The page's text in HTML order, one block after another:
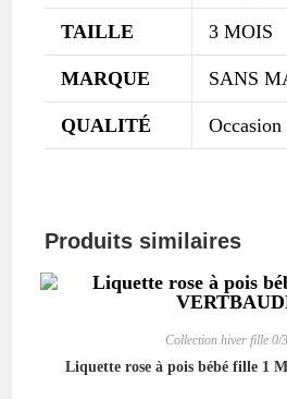
TAILLE 3 MOIS
MARQUE SANS
QUALITÉ Occasion
Produits similaires
Collection hiver fille 0/
Liquette rose à pois bébé fille 1